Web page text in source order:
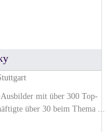
mit über 300 Top-
über 30 beim Thema ...